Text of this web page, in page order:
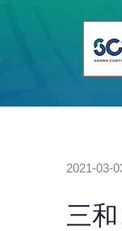
2021-03-
三